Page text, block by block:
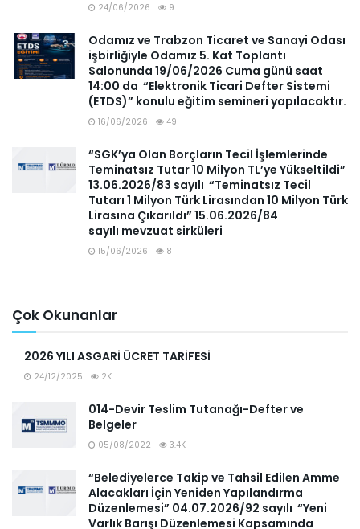
24/06/2026 9
Odamız ve Trabzon Ticaret ve Sanayi Odası
işbirliğiyle Odamız 5. Kat Toplantı
Salonunda 19/06/2026 Cuma günü saat
14:00 da “Elektronik Ticari Defter Sistemi
(ETDS)” konulu eğitim semineri yapılacaktır.
16/06/2026 49
“SGK’ya Olan Borçların Tecil İşlemlerinde
Teminatsız Tutar 10 Milyon TL’ye Yükseltildi”
13.06.2026/83 sayılı “Teminatsız Tecil
Tutarı 1 Milyon Türk Lirasından 10 Milyon Türk
Lirasına Çıkarıldı” 15.06.2026/84
sayılı mevzuat sirküleri
15/06/2026 8
Çok Okunanlar
2026 YILI ASGARİ ÜCRET TARİFESİ
24/12/2025 2K
014-Devir Teslim Tutanağı-Defter ve
Belgeler
05/08/2022 3.4K
“Belediyelerce Takip ve Tahsil Edilen Amme
Alacakları İçin Yeniden Yapılandırma
Düzenlemesi” 04.07.2026/92 sayılı “Yeni
Varlık Barışı Düzenlemesi Kapsamında